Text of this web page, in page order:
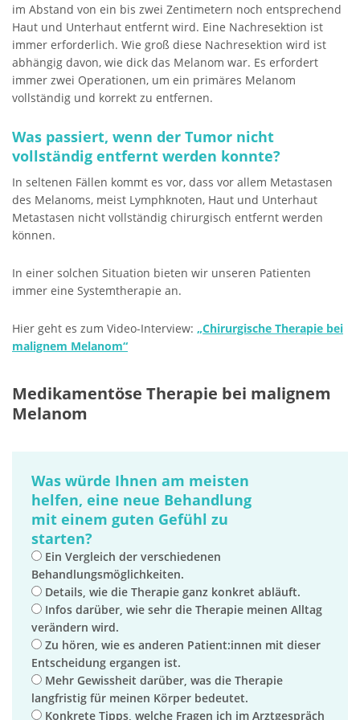
im Abstand von ein bis zwei Zentimetern noch entsprechend
Haut und Unterhaut entfernt wird. Eine Nachresektion ist
immer erforderlich. Wie groß diese Nachresektion wird ist
abhängig davon, wie dick das Melanom war. Es erfordert
immer zwei Operationen, um ein primäres Melanom
vollständig und korrekt zu entfernen.
Was passiert, wenn der Tumor nicht
vollständig entfernt werden konnte?
In seltenen Fällen kommt es vor, dass vor allem Metastasen
des Melanoms, meist Lymphknoten, Haut und Unterhaut
Metastasen nicht vollständig chirurgisch entfernt werden
können.
In einer solchen Situation bieten wir unseren Patienten
immer eine Systemtherapie an.
Hier geht es zum Video-Interview: „Chirurgische Therapie bei
malignem Melanom“
Medikamentöse Therapie bei malignem
Melanom
Was würde Ihnen am meisten
helfen, eine neue Behandlung
mit einem guten Gefühl zu
starten?
Ein Vergleich der verschiedenen
Behandlungsmöglichkeiten.
Details, wie die Therapie ganz konkret abläuft.
Infos darüber, wie sehr die Therapie meinen Alltag
verändern wird.
Zu hören, wie es anderen Patient:innen mit dieser
Entscheidung ergangen ist.
Mehr Gewissheit darüber, was die Therapie
langfristig für meinen Körper bedeutet.
Konkrete Tipps, welche Fragen ich im Arztgespräch